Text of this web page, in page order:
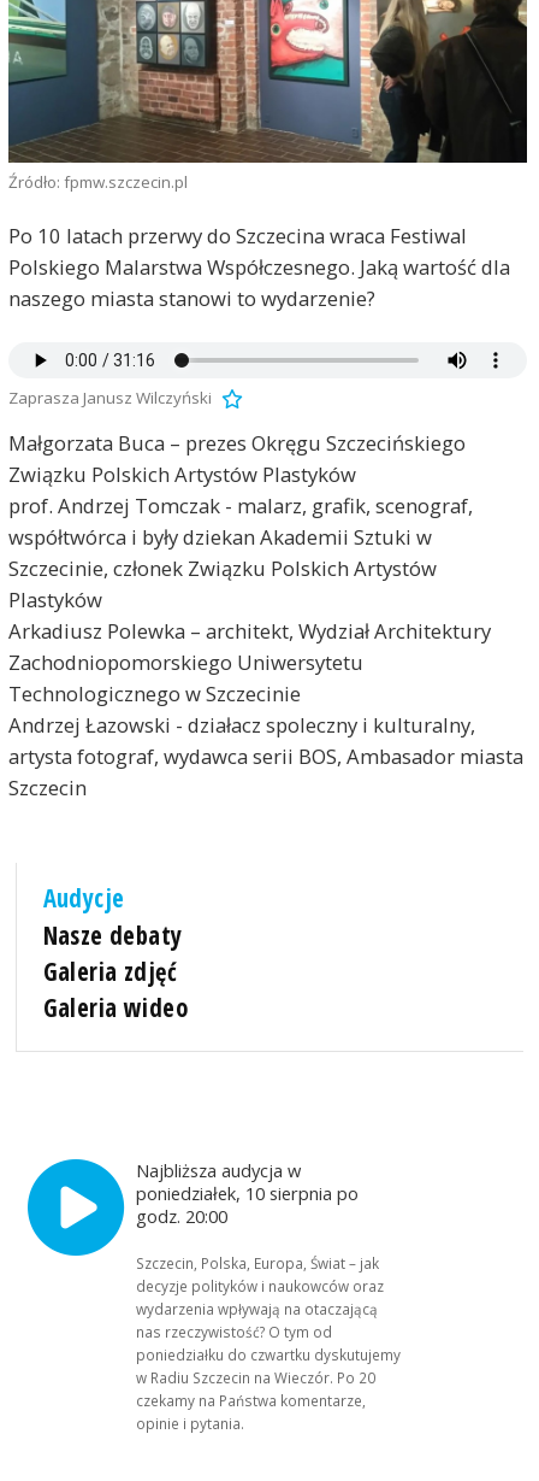
Źródło: fpmw.szczecin.pl
Po 10 latach przerwy do Szczecina wraca Festiwal
Polskiego Malarstwa Współczesnego. Jaką wartość dla
naszego miasta stanowi to wydarzenie?
Zaprasza Janusz Wilczyński
Małgorzata Buca – prezes Okręgu Szczecińskiego
Związku Polskich Artystów Plastyków
prof. Andrzej Tomczak - malarz, grafik, scenograf,
współtwórca i były dziekan Akademii Sztuki w
Szczecinie, członek Związku Polskich Artystów
Plastyków
Arkadiusz Polewka – architekt, Wydział Architektury
Zachodniopomorskiego Uniwersytetu
Technologicznego w Szczecinie
Andrzej Łazowski - działacz spoleczny i kulturalny,
artysta fotograf, wydawca serii BOS, Ambasador miasta
Szczecin
Audycje
Nasze debaty
Galeria zdjęć
Galeria wideo
Najbliższa audycja w
poniedziałek, 10 sierpnia po
godz. 20:00
Szczecin, Polska, Europa, Świat – jak
decyzje polityków i naukowców oraz
wydarzenia wpływają na otaczającą
nas rzeczywistość? O tym od
poniedziałku do czwartku dyskutujemy
w Radiu Szczecin na Wieczór. Po 20
czekamy na Państwa komentarze,
opinie i pytania.